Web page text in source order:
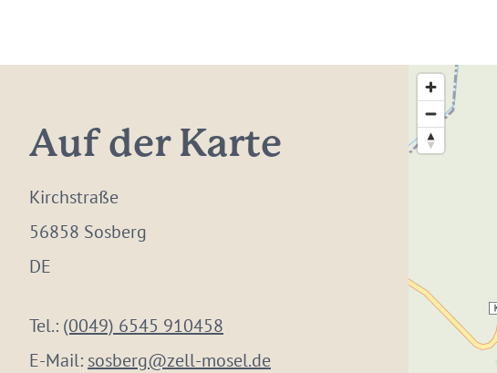
Auf der Karte
Kirchstraße
56858 Sosberg
DE
Tel.: (0049) 6545 910458
E-Mail: sosberg@zell-mosel.de